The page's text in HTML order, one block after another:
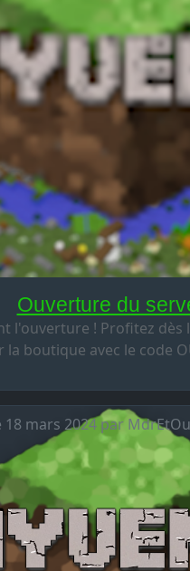
Ouverture du
l'ouverture ! Profitez
la boutique avec le code
journée/soirée à tous.
concernant cette offre,
le sup...
18 mars 2024 par